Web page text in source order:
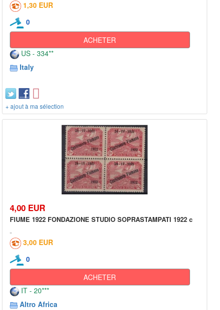
1,30 EUR
0
ACHETER
US - 334**
Italy
+ ajout à ma sélection
4,00 EUR
FIUME 1922 FONDAZIONE STUDIO SOPRASTAMPATI 1922 c
3,00 EUR
0
ACHETER
IT - 20***
Altro Africa